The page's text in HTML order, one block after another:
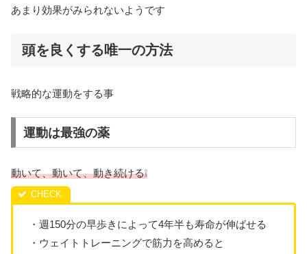
あまり効果がみられないようです
頭を良くする唯一の方法
戦略的な運動をする事
運動は最強の薬
動いて、動いて、動き続ける❕
・週150分の早歩きによって4年半も寿命が伸ばせる
・ウェイトトレーニングで筋力を高めると